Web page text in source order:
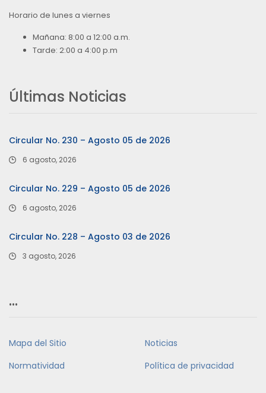
Horario de lunes a viernes
Mañana: 8:00 a 12:00 a.m.
Tarde: 2:00 a 4:00 p.m
Últimas Noticias
Circular No. 230 – Agosto 05 de 2026
6 agosto, 2026
Circular No. 229 – Agosto 05 de 2026
6 agosto, 2026
Circular No. 228 – Agosto 03 de 2026
3 agosto, 2026
…
Mapa del Sitio
Noticias
Normatividad
Política de privacidad